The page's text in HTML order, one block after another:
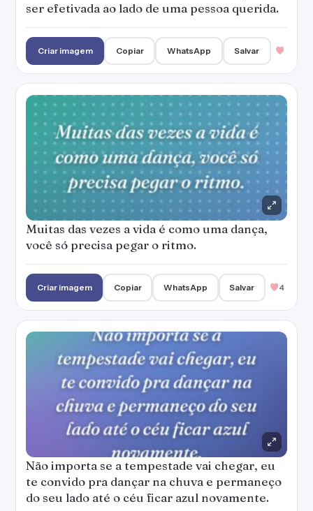
ser efetivada ao lado de uma pessoa querida.
Criar imagem Copiar WhatsApp Salvar
Muitas das vezes a vida é como uma dança,
você só precisa pegar o ritmo.
Criar imagem Copiar WhatsApp Salvar 4
Não importa se a tempestade vai chegar, eu
te convido pra dançar na chuva e permaneço
do seu lado até o céu ficar azul novamente.